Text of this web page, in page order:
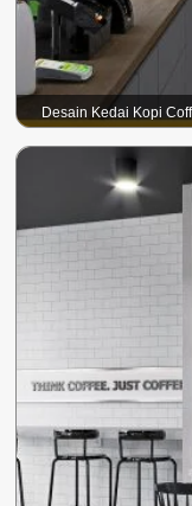
Desain Kedai Kopi